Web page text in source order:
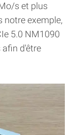
s et plus
notre exemple,
5.0 NM1090
afin d'être